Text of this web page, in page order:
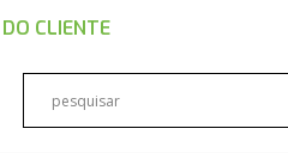
CLIENTE